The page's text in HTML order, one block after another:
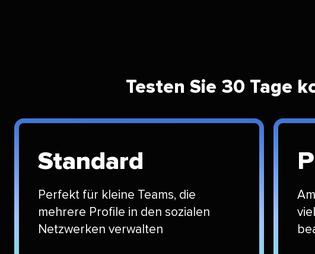
Testen Sie 30 Tage
Standard​​
Perfekt für kleine Teams, die
mehrere Profile in den sozialen
Netzwerken verwalten​​